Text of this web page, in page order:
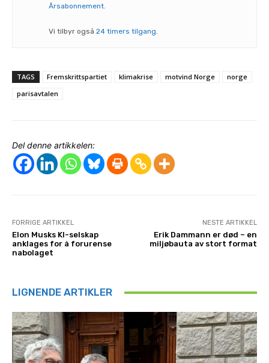
Årsabonnement.
Vi tilbyr også 24 timers tilgang.
TAGS Fremskrittspartiet klimakrise motvind Norge
norge
parisavtalen
Del denne artikkelen:
FORRIGE ARTIKKEL
Elon Musks KI-selskap
anklages for å forurense
nabolaget
NESTE ARTIKKEL
Erik Dammann er død – en
miljøbauta av stort format
LIGNENDE ARTIKLER